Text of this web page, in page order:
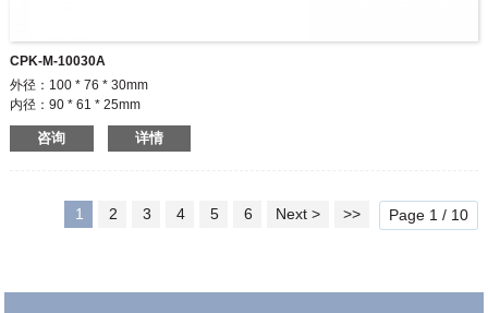
CPK-M-10030A
外径：100 * 76 * 30mm
内径：90 * 61 * 25mm
一个扣，两个铰链。
◆包装大件商品
*提供不同颜色的铰链
咨询 详情
1 2 3 4 5 6 Next > >> Page 1 / 10